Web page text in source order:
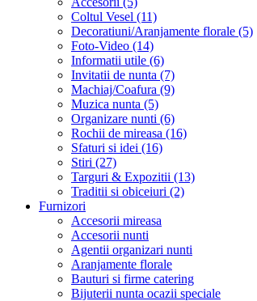
Coltul Vesel (11)
Decoratiuni/Aranjamente florale (5)
Foto-Video (14)
Informatii utile (6)
Invitatii de nunta (7)
Machiaj/Coafura (9)
Muzica nunta (5)
Organizare nunti (6)
Rochii de mireasa (16)
Sfaturi si idei (16)
Stiri (27)
Targuri & Expozitii (13)
Traditii si obiceiuri (2)
Furnizori
Accesorii mireasa
Accesorii nunti
Agentii organizari nunti
Aranjamente florale
Bauturi si firme catering
Bijuterii nunta ocazii speciale